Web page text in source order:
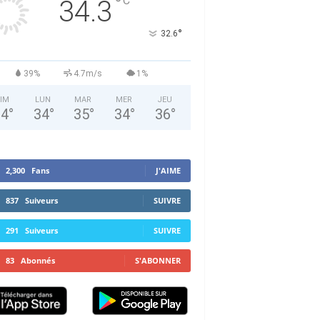
34.3
32.6°
39% 4.7m/s 1%
°
LUN
34°
MAR
35°
MER
34°
JEU
36°
2,300 Fans J'AIME
837 Suiveurs SUIVRE
291 Suiveurs SUIVRE
83 Abonnés S'ABONNER